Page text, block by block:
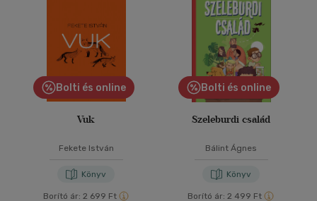
Bolti és online
Vuk
Fekete István
Könyv
Borító ár: 2 699 Ft
Bolti és online
Szeleburdi család
Bálint Ágnes
Könyv
Borító ár: 2 499 Ft